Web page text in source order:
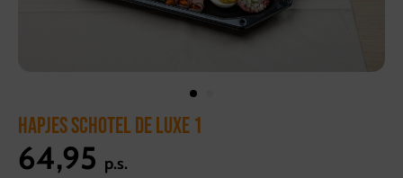
HAPJES SCHOTEL DE LUXE 1
64,95 p.s.